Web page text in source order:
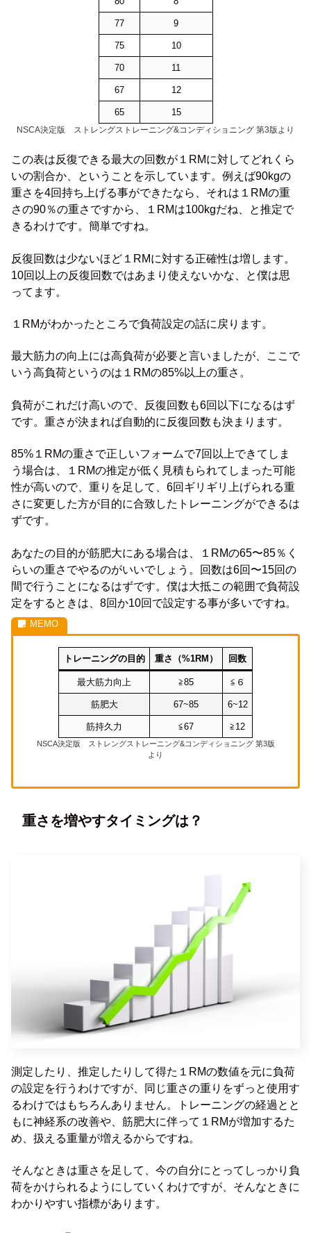
77 9
75 10
70 11
67 12
65 15
NSCA決定版 ストレングストレーニング&コンディショニング 第3版より
この表は反復できる最大の回数が１RMに対してどれくら
いの割合か、ということを示しています。例えば90kgの
重さを4回持ち上げる事ができたなら、それは１RMの重
さの90％の重さですから、１RMは100kgだね、と推定で
きるわけです。簡単ですね。
反復回数は少ないほど１RMに対する正確性は増します。
10回以上の反復回数ではあまり使えないかな、と僕は思
ってます。
１RMがわかったところで負荷設定の話に戻ります。
最大筋力の向上には高負荷が必要と言いましたが、ここで
いう高負荷というのは１RMの85%以上の重さ。
負荷がこれだけ高いので、反復回数も6回以下になるはず
です。重さが決まれば自動的に反復回数も決まります。
85%１RMの重さで正しいフォームで7回以上できてしま
う場合は、１RMの推定が低く見積もられてしまった可能
性が高いので、重りを足して、6回ギリギリ上げられる重
さに変更した方が目的に合致したトレーニングができるは
ずです。
あなたの目的が筋肥大にある場合は、１RMの65〜85％く
らいの重さでやるのがいいでしょう。回数は6回〜15回の
間で行うことになるはずです。僕は大抵この範囲で負荷設
定をするときは、8回か10回で設定する事が多いですね。
トレーニングの目的 重さ（%1RM） 回数
最大筋力向上 ≧85 ≦６
筋肥大 67~85 6~12
筋持久力 ≦67 ≧12
NSCA決定版 ストレングストレーニング&コンディショニング 第3版
より
重さを増やすタイミングは？
測定したり、推定したりして得た１RMの数値を元に負荷
の設定を行うわけですが、同じ重さの重りをずっと使用す
るわけではもちろんありません。トレーニングの経過とと
もに神経系の改善や、筋肥大に伴って１RMが増加するた
め、扱える重量が増えるからですね。
そんなときは重さを足して、今の自分にとってしっかり負
荷をかけられるようにしていくわけですが、そんなときに
わかりやすい指標があります。